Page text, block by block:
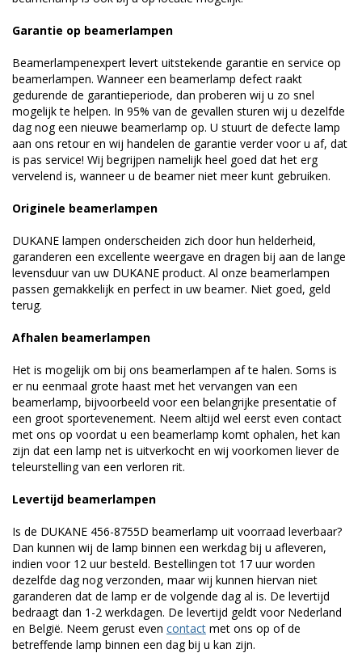
Garantie op beamerlampen
Beamerlampenexpert levert uitstekende garantie en service op
beamerlampen. Wanneer een beamerlamp defect raakt
gedurende de garantieperiode, dan proberen wij u zo snel
mogelijk te helpen. In 95% van de gevallen sturen wij u dezelfde
dag nog een nieuwe beamerlamp op. U stuurt de defecte lamp
aan ons retour en wij handelen de garantie verder voor u af, dat
is pas service! Wij begrijpen namelijk heel goed dat het erg
vervelend is, wanneer u de beamer niet meer kunt gebruiken.
Originele beamerlampen
DUKANE lampen onderscheiden zich door hun helderheid,
garanderen een excellente weergave en dragen bij aan de lange
levensduur van uw DUKANE product. Al onze beamerlampen
passen gemakkelijk en perfect in uw beamer. Niet goed, geld
terug.
Afhalen beamerlampen
Het is mogelijk om bij ons beamerlampen af te halen. Soms is
er nu eenmaal grote haast met het vervangen van een
beamerlamp, bijvoorbeeld voor een belangrijke presentatie of
een groot sportevenement. Neem altijd wel eerst even contact
met ons op voordat u een beamerlamp komt ophalen, het kan
zijn dat een lamp net is uitverkocht en wij voorkomen liever de
teleurstelling van een verloren rit.
Levertijd beamerlampen
Is de DUKANE 456-8755D beamerlamp uit voorraad leverbaar?
Dan kunnen wij de lamp binnen een werkdag bij u afleveren,
indien voor 12 uur besteld. Bestellingen tot 17 uur worden
dezelfde dag nog verzonden, maar wij kunnen hiervan niet
garanderen dat de lamp er de volgende dag al is. De levertijd
bedraagt dan 1-2 werkdagen. De levertijd geldt voor Nederland
en België. Neem gerust even contact met ons op of de
betreffende lamp binnen een dag bij u kan zijn.